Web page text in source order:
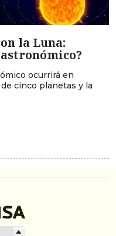
la Luna:
ocurrirá en
cinco planetas y la